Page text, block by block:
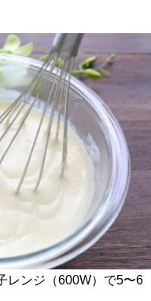
レンジ（600W）で5〜6